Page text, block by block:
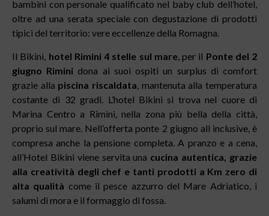
bambini con personale qualificato nel baby club dell’hotel,
oltre ad una serata speciale con degustazione di prodotti
tipici del territorio: vere eccellenze della Romagna.
Il Bikini, hotel Rimini 4 stelle sul mare, per il Ponte del 2
giugno Rimini dona ai suoi ospiti un surplus di comfort
grazie alla piscina riscaldata , mantenuta alla temperatura
costante di 32 gradi. L’hotel Bikini si trova nel cuore di
Marina Centro a Rimini, nella zona più bella della città,
proprio sul mare. Nell’offerta ponte 2 giugno all inclusive, è
compresa anche la pensione completa. A pranzo e a cena,
all’Hotel Bikini viene servita una cucina autentica, grazie
alla creatività degli chef e tanti prodotti a Km zero di
alta qualità come il pesce azzurro del Mare Adriatico, i
salumi di mora e il formaggio di fossa.